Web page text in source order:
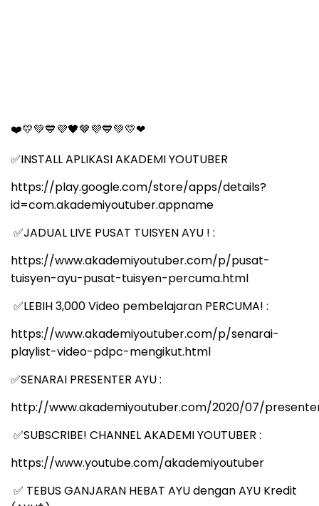
❤💛💚💙💜🖤🤎 💜💙💚💛❤
✅INSTALL APLIKASI AKADEMI YOUTUBER
https://play.google.com/store/apps/details?
id=com.akademiyoutuber.appname
✅JADUAL LIVE PUSAT TUISYEN AYU ! :
https://www.akademiyoutuber.com/p/pusat-
tuisyen-ayu-pusat-tuisyen-percuma.html
✅LEBIH 3,000 Video pembelajaran PERCUMA! :
https://www.akademiyoutuber.com/p/senarai-
playlist-video-pdpc-mengikut.html
✅SENARAI PRESENTER AYU :
http://www.akademiyoutuber.com/2020/07/
✅SUBSCRIBE! CHANNEL AKADEMI YOUTUBER :
https://www.youtube.com/akademiyoutuber
✅ TEBUS GANJARAN HEBAT AYU dengan AYU Kredit